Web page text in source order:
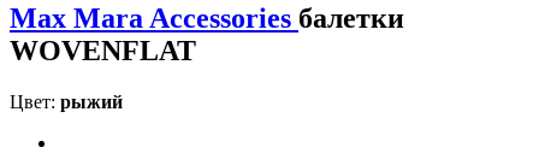
Max Mara Accessories балетки
WOVENFLAT
Цвет: рыжий